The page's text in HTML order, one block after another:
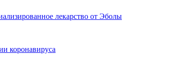
лекарство от Эболы
коронавируса